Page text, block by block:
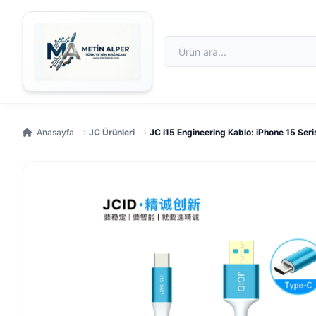
Anasayfa JC Ürünleri JC i15 Engineering Kablo: iPhone 15